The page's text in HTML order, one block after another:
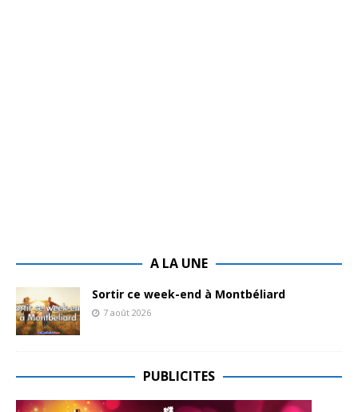
A LA UNE
Sortir ce week-end à Montbéliard
7 août 2026
PUBLICITES